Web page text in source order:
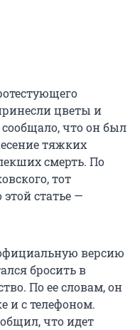
цветы и
что он был
тяжких
смерть. По
тот
статье —
версию
бросить в
По ее словам, он
и с телефоном.
что идет